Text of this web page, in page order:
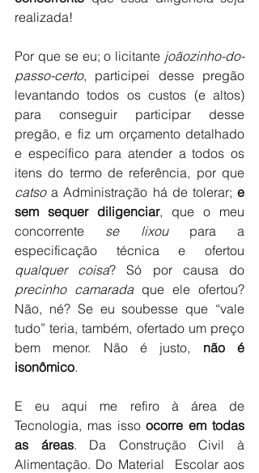
realizada!
Por que se eu; o licitante joãozinho-do-
passo-certo, participei desse pregão
levantando todos os custos (e altos)
para conseguir participar desse
pregão, e fiz um orçamento detalhado
e específico para atender a todos os
catso a Administração há de tolerar; e
sem sequer diligenciar, que o meu
concorrente se lixou para a
qualquer coisa
precinho camarada que ele ofertou?
Não, né? Se eu soubesse que “vale
tudo” teria, também, ofertado um preço
bem menor. Não é justo, não é
isonômico.
E eu aqui me refiro à área de
Tecnologia, mas isso ocorre em todas
as áreas. Da Construção Civil à
Alimentação. Do Material  Escolar aos